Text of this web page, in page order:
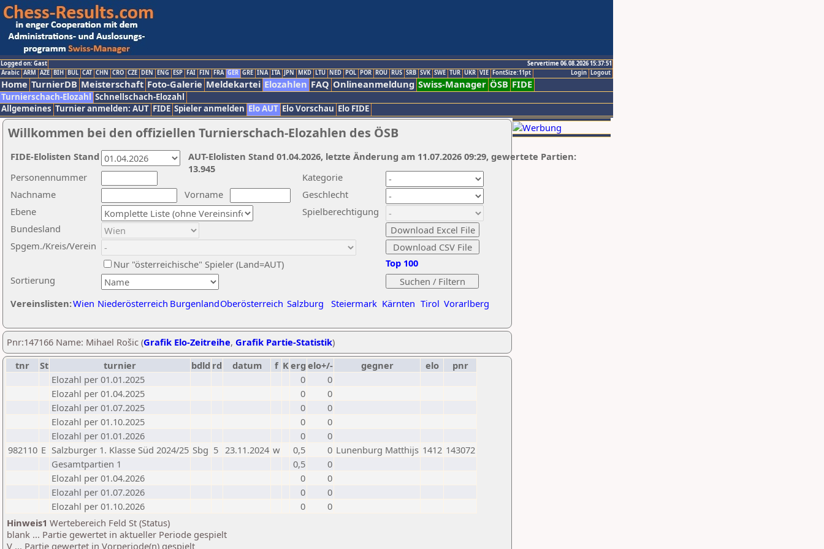
Logged on: Gast
Servertime 06.08.2026 15:37:51
Logout
Login
Arabic ARM AZE BIH BUL CAT CHN CRO CZE DEN ENG ESP FAI FIN FRA GER GRE INA ITA JPN MKD LTU NED POL POR ROU RUS SRB SVK SWE TUR UKR VIE FontSize:11pt
Home TurnierDB Meisterschaft Foto-Galerie Meldekartei Elozahlen FAQ Onlineanmeldung Swiss-Manager ÖSB FIDE
Turnierschach-Elozahl Schnellschach-Elozahl
Allgemeines Turnier anmelden: AUT FIDE Spieler anmelden Elo AUT Elo Vorschau Elo FIDE
Willkommen bei den offiziellen Turnierschach-Elozahlen des ÖSB
Nachname
Vorname
Ebene
Kategorie
Sortierung
Personennummer
Bundesland
Spgem./Kreis/Verein
Geschlecht
Nur "österreichische" Spieler (Land=AUT)
Spielberechtigung
Vereinslisten:Wien Niederösterreich BurgenlandOberösterreich Salzburg Steiermark Kärnten Tirol Vorarlberg
Top 100
AUT-Elolisten Stand 01.04.2026, letzte Änderung am 11.07.2026 09:29, gewertete Partien:
13.945
FIDE-Elolisten Stand
Pnr:147166 Name: Mihael Rošic (Grafik Elo-Zeitreihe, Grafik Partie-Statistik)
tnr
St turnier bdld rd datum f Kerg elo+/- gegner elo
pnr
Elozahl per 01.01.2025
0
0
Elozahl per 01.04.2025
0
0
Elozahl per 01.07.2025
0
0
Elozahl per 01.10.2025
0
0
Elozahl per 01.01.2026
0
0
982110 E Salzburger 1. Klasse Süd 2024/25 Sbg 5 23.11.2024 w 0,5 0 Lunenburg Matthijs 1412 143072
Gesamtpartien 1
0,5
0
Elozahl per 01.04.2026
0
0
Elozahl per 01.07.2026
0
0
Elozahl per 01.10.2026
0
0
Hinweis1 Wertebereich Feld St (Status)
blank ... Partie gewertet in aktueller Periode gespielt
V ... Partie gewertet in Vorperiode(n) gespielt